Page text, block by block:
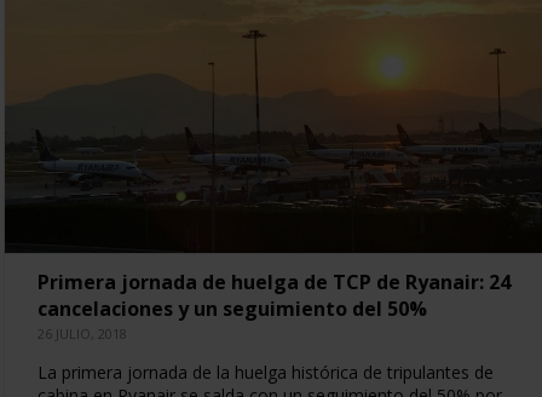
Primera jornada de huelga de TCP de Ryanair: 24
cancelaciones y un seguimiento del 50%
26 JULIO, 2018
La primera jornada de la huelga histórica de tripulantes de